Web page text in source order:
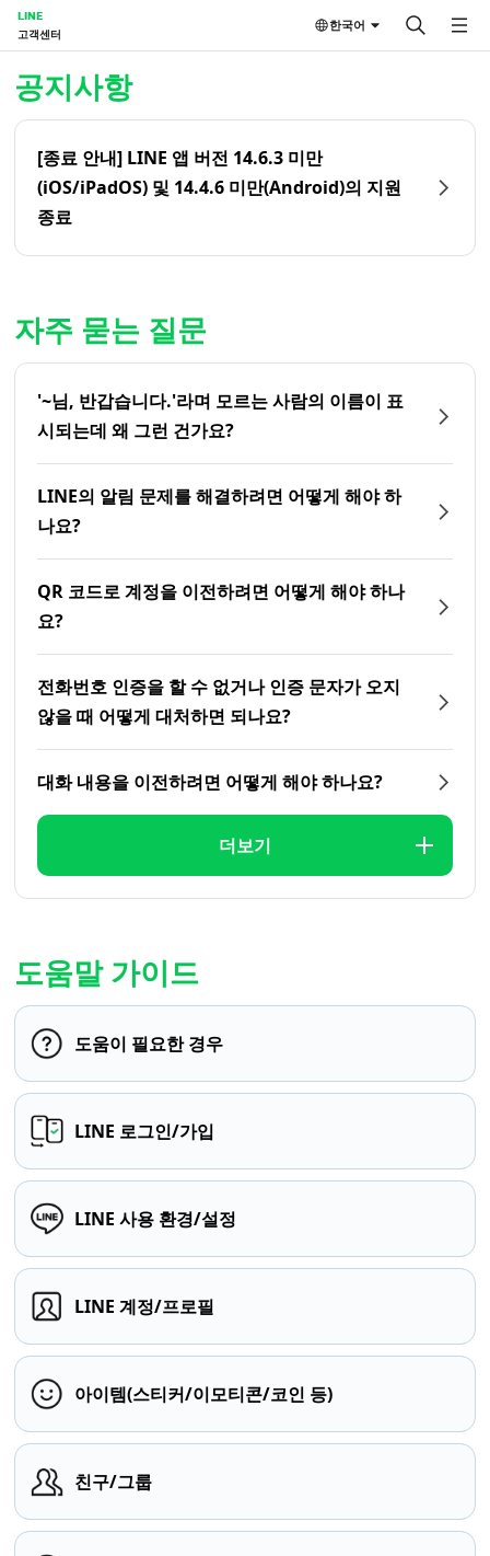
LINE
고객센터
한국어
공지사항
[종료 안내] LINE 앱 버전 14.6.3 미만
(iOS/iPadOS) 및 14.4.6 미만(Android)의 지원
종료
자주 묻는 질문
'~님, 반갑습니다.'라며 모르는 사람의 이름이 표
시되는데 왜 그런 건가요?
LINE의 알림 문제를 해결하려면 어떻게 해야 하
나요?
QR 코드로 계정을 이전하려면 어떻게 해야 하나
요?
전화번호 인증을 할 수 없거나 인증 문자가 오지
않을 때 어떻게 대처하면 되나요?
대화 내용을 이전하려면 어떻게 해야 하나요?
더보기
도움말 가이드
도움이 필요한 경우
LINE 로그인/가입
LINE 사용 환경/설정
LINE 계정/프로필
아이템(스티커/이모티콘/코인 등)
친구/그룹